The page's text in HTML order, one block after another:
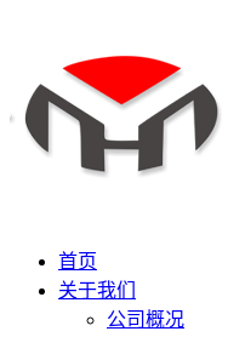
首页
关于我们
公司概况